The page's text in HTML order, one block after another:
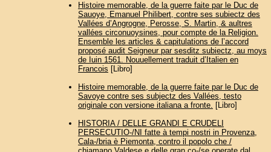
Histoire memorable, de la guerre faite par le Duc de
Sauoye, Emanuel Philibert, contre ses subiectz des
Vallées d’Angrogne, Perosse, S. Martin, & aultres
vallées circonuoysines, pour compte de la Religion.
Ensemble les articles & capitulations de l’accord
proposé audit Seigneur par sesditz subiectz, au moys
de Iuin 1561. Nouuellement traduit d’Italien en
Francois [Libro]
Histoire memorable, de la guerre faite par le Duc de
Savoye contre ses subjectz des Vallées, testo
originale con versione italiana a fronte. [Libro]
HISTORIA / DELLE GRANDI E CRUDELI
PERSECUTIO-/NI fatte à tempi nostri in Provenza,
Cala-/bria è Piemonta, contro il popolo che /